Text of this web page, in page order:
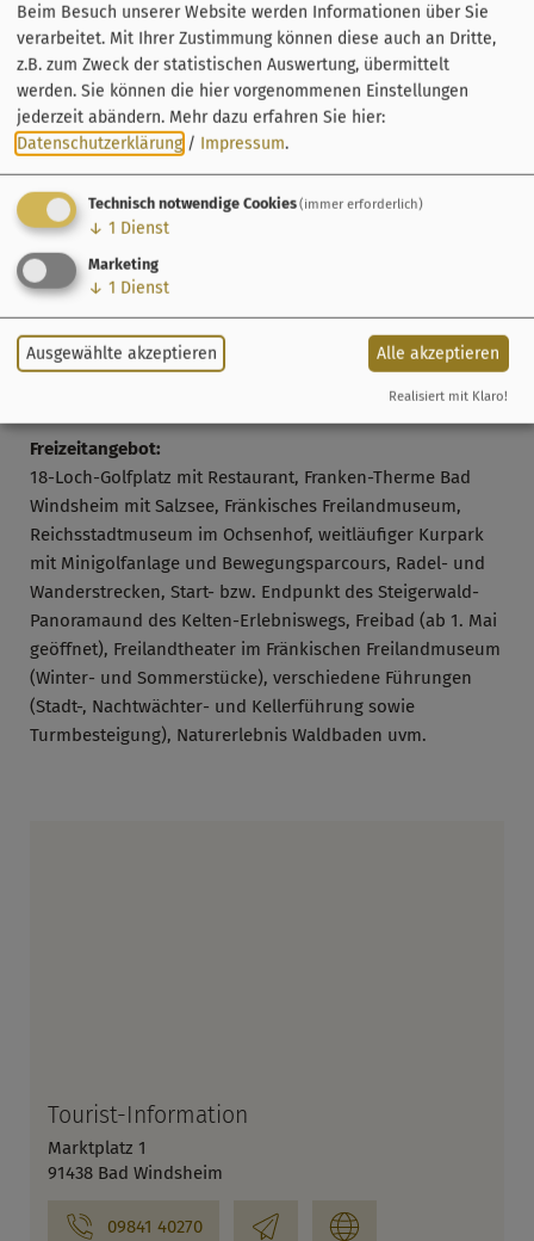
städtische Feste. Zu den wiederkehrenden Highlights
gehören das Frühlingsfest an Ostern, das Kiliani-
Altstadtfest im Juli, die Kirchweih Ende August und der
Reichsstädtische Weihnachtsmarkt. Zweimal im Jahr
lassen die Windsheimer ein ganz besonderes Festspiel
wiederaufleben: An Pfingsten und zur Kirchweih wird am
1560 aufgeführt.
Sehenswürdigkeiten:
Fränkisches Freilandmuseum mit über 100 Häusern aus
700 Jahren Zeitgeschichte, Archäologisches Fenster am
Marktplatz, Reichsstadtmuseum, Frohsinnshof, historische
Altstadt mit außergewöhnlicher Architektur und dem
Freizeitangebot:
18-Loch-Golfplatz mit Restaurant, Franken-Therme Bad
Windsheim mit Salzsee, Fränkisches Freilandmuseum,
Reichsstadtmuseum im Ochsenhof, weitläufiger Kurpark
mit Minigolfanlage und Bewegungsparcours, Radel- und
Wanderstrecken, Start- bzw. Endpunkt des Steigerwald-
Panoramaund des Kelten-Erlebniswegs, Freibad (ab 1. Mai
geöffnet), Freilandtheater im Fränkischen Freilandmuseum
(Winter- und Sommerstücke), verschiedene Führungen
(Stadt-, Nachtwächter- und Kellerführung sowie
Turmbesteigung), Naturerlebnis Waldbaden uvm.
Tourist-Information
Marktplatz 1
91438 Bad Windsheim
09841 40270
Beim Besuch unserer Website werden Informationen über Sie
verarbeitet. Mit Ihrer Zustimmung können diese auch an Dritte,
z.B. zum Zweck der statistischen Auswertung, übermittelt
werden. Sie können die hier vorgenommenen Einstellungen
jederzeit abändern. Mehr dazu erfahren Sie hier:
Datenschutzerklärung / Impressum.
Technisch notwendige Cookies(immer erforderlich)
↓ 1 Dienst
Marketing
↓ 1 Dienst
Ausgewählte akzeptieren Alle akzeptieren
Realisiert mit Klaro!